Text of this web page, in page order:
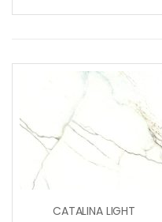
CATALINA LIGHT